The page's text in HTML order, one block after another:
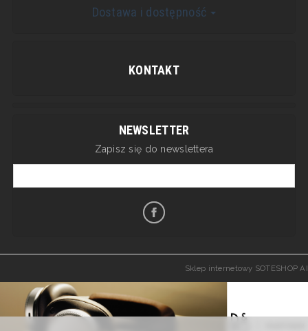
Dostawa i dostępność
KONTAKT
NEWSLETTER
Zapisz się do newslettera
Sklep internetowy SOTESHOP AI